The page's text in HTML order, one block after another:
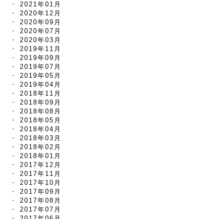
2021年01月
2020年12月
2020年09月
2020年07月
2020年03月
2019年11月
2019年09月
2019年07月
2019年05月
2019年04月
2018年11月
2018年09月
2018年08月
2018年05月
2018年04月
2018年03月
2018年02月
2018年01月
2017年12月
2017年11月
2017年10月
2017年09月
2017年08月
2017年07月